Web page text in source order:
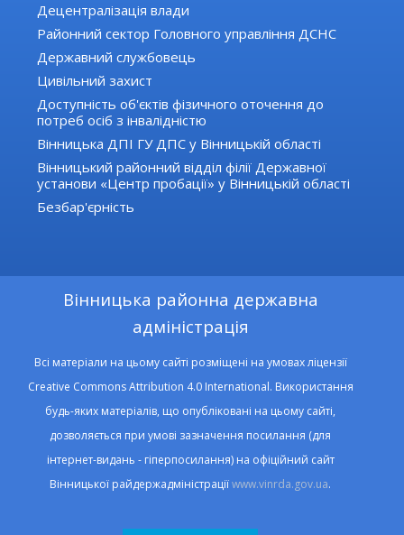
Децентралізація влади
Районний сектор Головного управління ДСНС
Державний службовець
Цивільний захист
Доступність об'єктів фізичного оточення до
потреб осіб з інвалідністю
Вінницька ДПІ ГУ ДПС у Вінницькій області
Вінницький районний відділ філії Державної
установи «Центр пробації» у Вінницькій області
Безбар'єрність
Вінницька районна державна
адміністрація
Всі матеріали на цьому сайті розміщені на умовах ліцензії
Creative Commons Attribution 4.0 International. Використання
будь-яких матеріалів, що опубліковані на цьому сайті,
дозволяється при умові зазначення посилання (для
інтернет-видань - гіперпосилання) на офіційний сайт
Вінницької райдержадміністраціїwww.vinrda.gov.ua.